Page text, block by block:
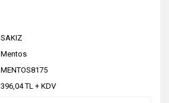
SAKIZ
Mentos
MENTOS8175
396,04 TL + KDV